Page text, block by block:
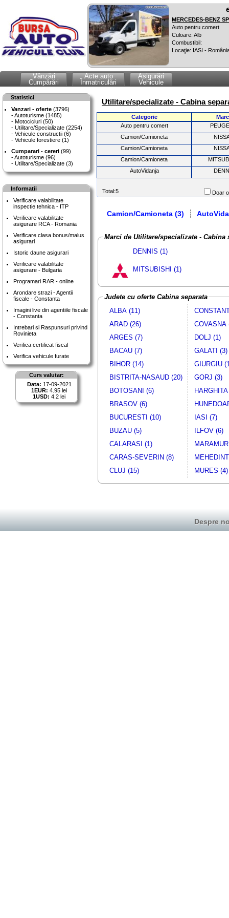
MERCEDES-BENZ
Auto pentru comert
Culoare: Alb
Combustibil:
Locaţie: IASI -
Vânzări
Cumpărări
Acte auto
Înmatriculări
Asigurări
Vehicule
Statistici
Vanzari - oferte (3796)
Autoturisme (1485)
Motocicluri (50)
Utilitare/Specializate (2254)
Vehicule constructii (6)
Vehicule forestiere (1)
Cumparari - cereri (99)
Autoturisme (96)
Utilitare/Specializate (3)
Informatii
Verificare valabilitate
inspectie tehnica - ITP
Verificare valabilitate
asigurare RCA - Romania
Verificare clasa bonus/malus
asigurari
Istoric daune asigurari
Verificare valabilitate
asigurare - Bulgaria
Programari RAR - online
Arondare strazi - Agentii
fiscale - Constanta
Imagini live din agentiile fiscale
- Constanta
Intrebari si Raspunsuri privind
Rovinieta
Verifica certificat fiscal
Verifica vehicule furate
Curs valutar:
Data: 17-09-2021
1EUR: 4.95 lei
1USD: 4.2 lei
Utilitare/specializate - Cabina
Categorie
Auto pentru comert
Camion/Camioneta
Camion/Camioneta
Camion/Camioneta
AutoVidanja
Total:5 Doar
Camion/Camioneta (3)
Marci de Utilitare/specializate - Cabina
DENNIS (1)
MITSUBISHI (1)
Judete cu oferte Cabina separata
ALBA (11)
ARAD (26)
ARGES (7)
BACAU (7)
BIHOR (14)
BISTRITA-NASAUD (20)
BOTOSANI (6)
BRASOV (6)
BUCURESTI (10)
BUZAU (5)
CALARASI (1)
CARAS-SEVERIN (8)
CLUJ (15)
COVASNA
DOLJ (1)
GALATI (3)
GIURGIU
GORJ (3)
IASI (7)
ILFOV (6)
MURES (4)
Despre